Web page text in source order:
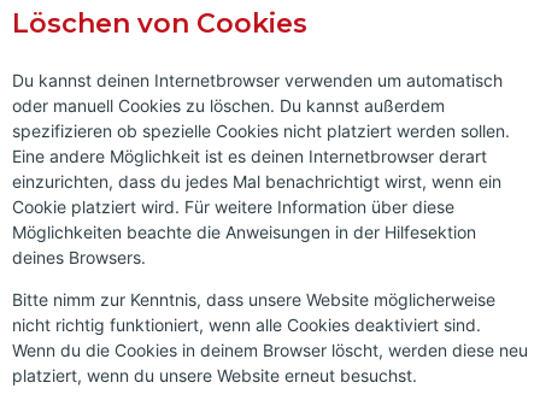
Löschen von Cookies
Du kannst deinen Internetbrowser verwenden um automatisch
oder manuell Cookies zu löschen. Du kannst außerdem
spezifizieren ob spezielle Cookies nicht platziert werden sollen.
Eine andere Möglichkeit ist es deinen Internetbrowser derart
einzurichten, dass du jedes Mal benachrichtigt wirst, wenn ein
Cookie platziert wird. Für weitere Information über diese
Möglichkeiten beachte die Anweisungen in der Hilfesektion
deines Browsers.
Bitte nimm zur Kenntnis, dass unsere Website möglicherweise
nicht richtig funktioniert, wenn alle Cookies deaktiviert sind.
Wenn du die Cookies in deinem Browser löscht, werden diese neu
platziert, wenn du unsere Website erneut besuchst.